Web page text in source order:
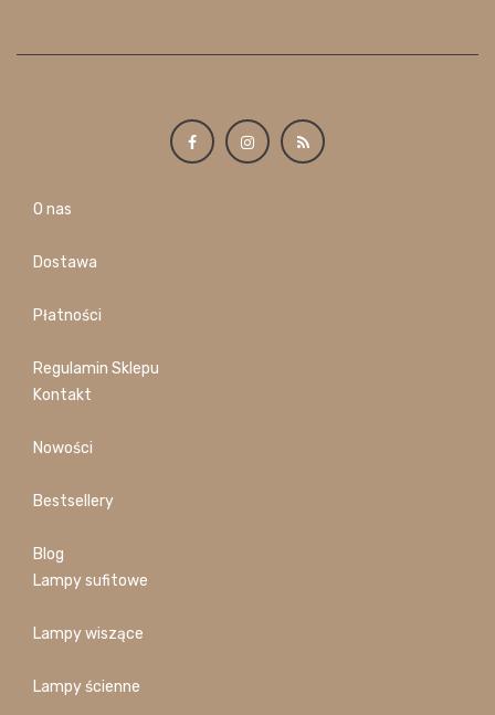
O nas
Dostawa
Płatności
Regulamin Sklepu
Kontakt
Nowości
Bestsellery
Blog
Lampy sufitowe
Lampy wiszące
Lampy ścienne